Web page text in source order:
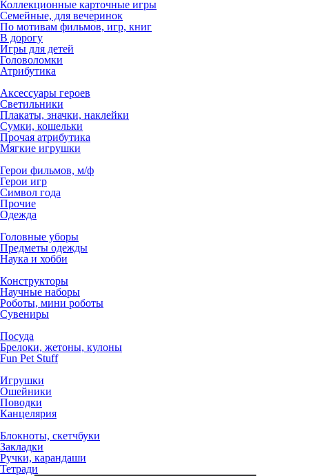
Коллекционные карточные игры
Семейные, для вечеринок
По мотивам фильмов, игр, книг
В дорогу
Игры для детей
Головоломки
Атрибутика
Аксессуары героев
Светильники
Плакаты, значки, наклейки
Сумки, кошельки
Прочая атрибутика
Мягкие игрушки
Герои фильмов, м/ф
Герои игр
Символ года
Прочие
Одежда
Головные уборы
Предметы одежды
Наука и хобби
Конструкторы
Научные наборы
Роботы, мини роботы
Сувениры
Посуда
Брелоки, жетоны, кулоны
Fun Pet Stuff
Игрушки
Ошейники
Поводки
Канцелярия
Блокноты, скетчбуки
Закладки
Ручки, карандаши
Тетради